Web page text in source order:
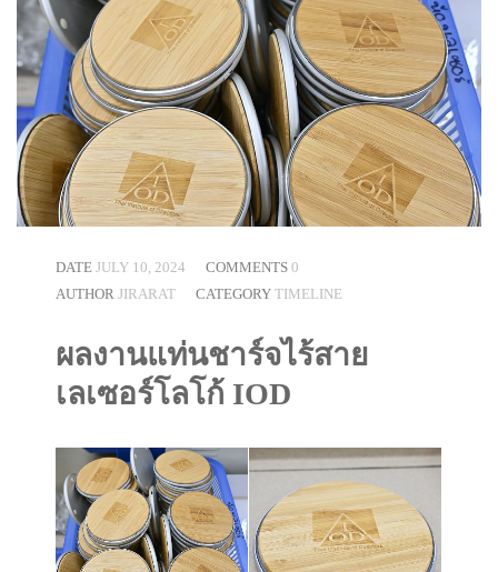
DATE JULY 10, 2024 COMMENTS 0
AUTHOR JIRARAT CATEGORY TIMELINE
ผลงานแท่นชาร์จไร้สาย
เลเซอร์โลโก้ IOD